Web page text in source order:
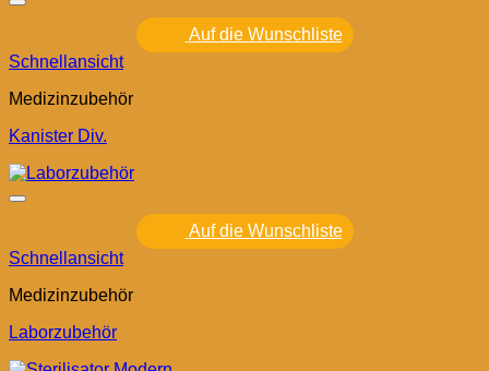
Auf die Wunschliste
Schnellansicht
Medizinzubehör
Kanister Div.
Auf die Wunschliste
Schnellansicht
Medizinzubehör
Laborzubehör